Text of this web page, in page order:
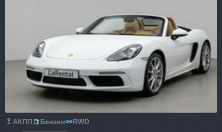
АКПП Бензин RWD